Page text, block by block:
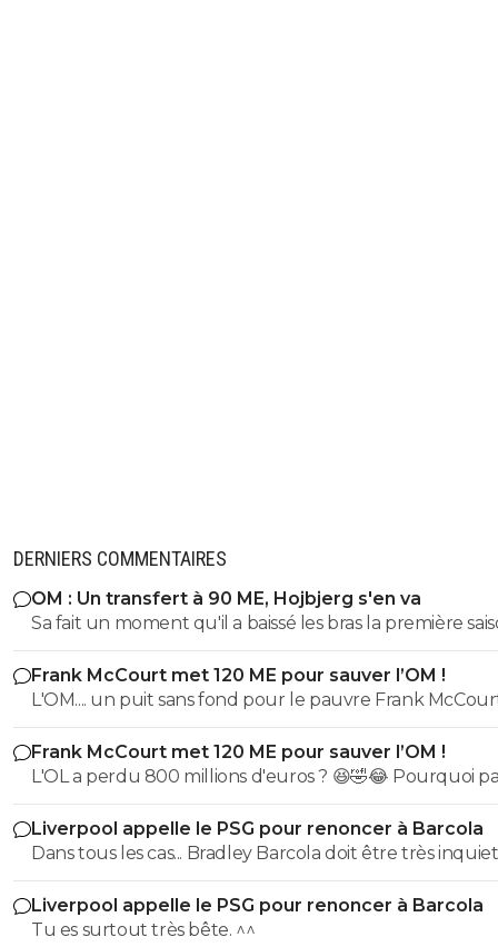
DERNIERS COMMENTAIRES
OM : Un transfert à 90 ME, Hojbjerg s'en va
Sa fait un moment qu'il a baissé les bras la première
etait top mais depuis quelques match etait en dessus.
et bon vent a lui pour le reste de sa carrière ...
Frank McCourt met 120 ME pour sauver l’OM !
L'OM.... un puit sans fond pour le pauvre Frank
Frank McCourt met 120 ME pour sauver l’OM !
L'OL a perdu 800 millions d'euros ? 😆🤣😂 Pourquoi pas un
milliard tant que tu y es ! ^^
Liverpool appelle le PSG pour renoncer à Barcola
Dans tous les cas... Bradley Barcola doit être très inquiet.
qui est vraiment compréhensible lorsque l'on sait
le PSG a traiter Kylian Mbappé lorsqu'il avait voulu
PSG.
Liverpool appelle le PSG pour renoncer à Barcola
Tu es surtout très bête. ^^